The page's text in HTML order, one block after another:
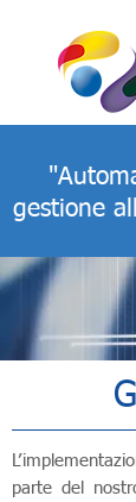
gestione
parte del